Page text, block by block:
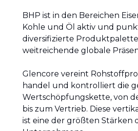
BHP ist in den Bereichen
Kohle und Öl aktiv und
diversifizierte Produktpalette
weitreichende globale
Glencore vereint
handel und kontrolliert die
Wertschöpfungskette, von
bis zum Vertrieb. Diese
ist eine der größten Stärken